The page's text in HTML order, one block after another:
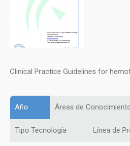
Clinical Practice Guidelines for
Año Áreas de
Tipo Tecnología Línea de